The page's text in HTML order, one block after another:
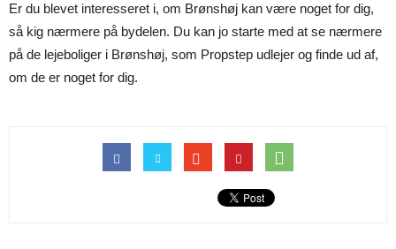
Er du blevet interesseret i, om Brønshøj kan være noget for dig,
så kig nærmere på bydelen. Du kan jo starte med at se nærmere
på de lejeboliger i Brønshøj, som Propstep udlejer og finde ud af,
om de er noget for dig.